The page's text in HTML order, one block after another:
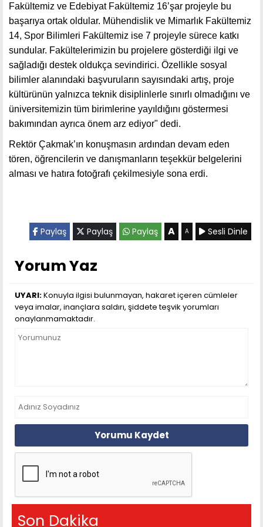
Fakültemiz ve Edebiyat Fakültemiz 16’şar projeyle bu
başarıya ortak oldular. Mühendislik ve Mimarlık Fakültemiz
14, Spor Bilimleri Fakültemiz ise 7 projeyle sürece katkı
sundular. Fakültelerimizin bu projelere gösterdiği ilgi ve
sağladığı destek oldukça sevindirici. Özellikle sosyal
bilimler alanındaki başvuruların sayısındaki artış, proje
kültürünün yalnızca teknik disiplinlerle sınırlı olmadığını ve
üniversitemizin tüm birimlerine yayıldığını göstermesi
bakımından ayrıca önem arz ediyor" dedi.
Rektör Çakmak’ın konuşmasın ardından devam eden
tören, öğrencilerin ve danışmanların teşekkür belgelerini
alması ve hatıra fotoğrafı çekilmesiyle sona erdi.
Paylaş Paylaş Paylaş A A Sesli Dinle
Yorum Yaz
UYARI:Konuyla ilgisi bulunmayan, hakaret içeren cümleler
veya imalar, inançlara saldırı, şiddete teşvik yorumları
onaylanmamaktadır.
Yorumu Kaydet
Son Dakika